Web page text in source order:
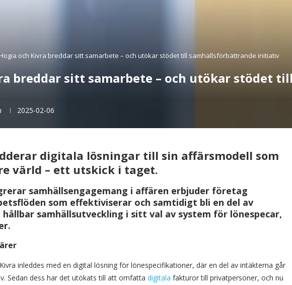
Hogia och Kivra breddar sitt samarbete – och utökar stödet till samhällsförbättrande initiativ
breddar sitt samarbete – och utökar stödet
2025-02-06
digitala lösningar till sin affärsmodell som
värld – ett utskick i taget.
samhällsengagemang i affären erbjuder företag
som effektiviserar och samtidigt bli en del av
samhällsutveckling i sitt val av system för lönespecar,
inleddes med en digital lösning för lönespecifikationer, där en del av intäkterna går
Sedan dess har det utökats till att omfatta digitala fakturor till privatpersoner, och nu